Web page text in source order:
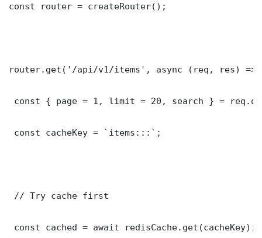
const router = createRouter();
router.get('/api/v1/items', async (req, res) =>
const { page = 1, limit = 20, search } =
const cacheKey = `items:::`;
// Try cache first
const cached = await redisCache.get(cacheKey);